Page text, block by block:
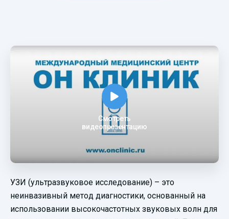
Смотреть
видеопрезентацию
УЗИ (ультразвуковое исследование) – это
неинвазивный метод диагностики, основанный на
использовании высокочастотных звуковых волн для